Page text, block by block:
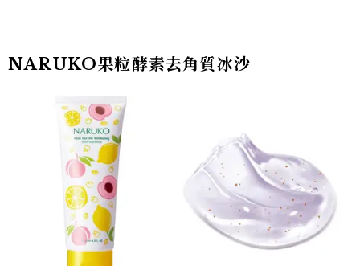
NARUKO果粒酵素去角質冰沙